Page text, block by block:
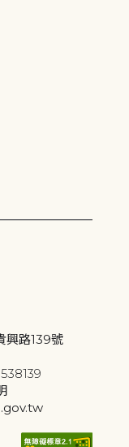
興路139號